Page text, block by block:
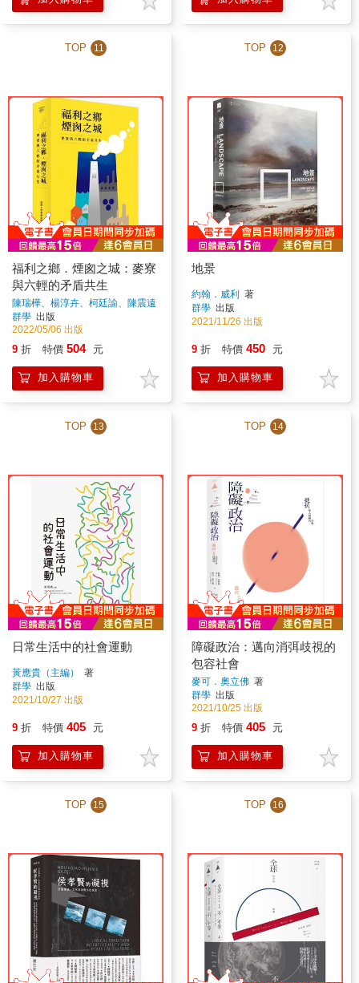
TOP 11
福利之鄉．煙囪之城：麥寮
與六輕的矛盾共生
陳瑞樺、楊淳卉、柯廷諭、陳震遠
著
群學 出版
2022/05/06 出版
9 折 特價 504 元
加入購物車
TOP 12
地景
約翰．威利
著
群學 出版
2021/11/26 出版
9 折 特價 450 元
加入購物車
TOP 13
日常生活中的社會運動
黃應貴（主編）
著
群學 出版
2021/10/27 出版
9 折 特價 405 元
加入購物車
TOP 14
障礙政治：邁向消弭歧視的
包容社會
麥可．奧立佛 著
群學 出版
2021/10/25 出版
9 折 特價 405 元
加入購物車
TOP 15 TOP 16